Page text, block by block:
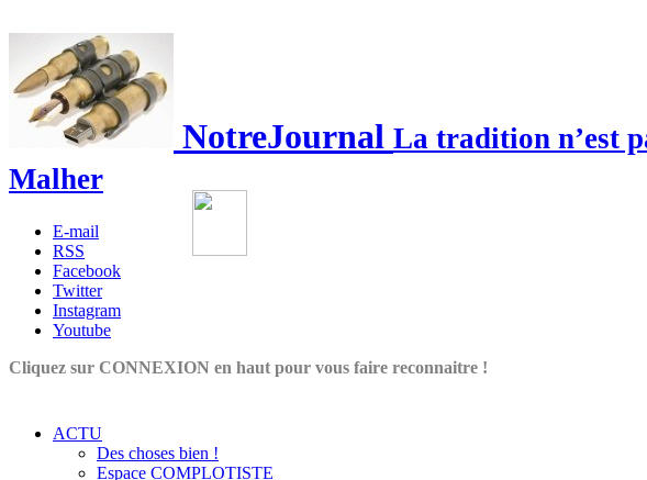
NotreJournal La tradition n’est
Malher
E-mail
RSS
Facebook
Twitter
Instagram
Youtube
Cliquez sur CONNEXION en haut pour vous faire reconnaitre !
ACTU
Des choses bien !
Espace COMPLOTISTE